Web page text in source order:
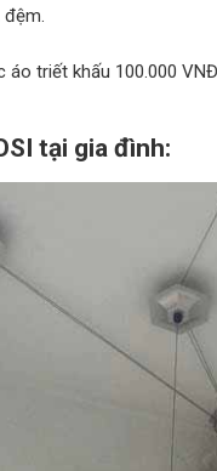
triết khấu 100.000
tại gia đình: